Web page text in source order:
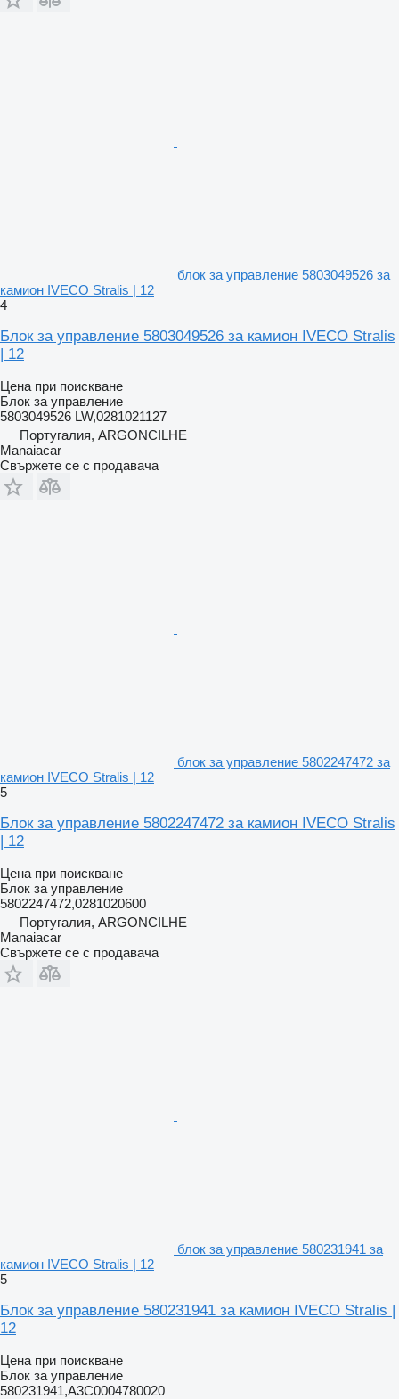
блок за управление 5803049526 за
камион IVECO Stralis | 12
4
Блок за управление 5803049526 за камион IVECO Stralis
| 12
Цена при поискване
Блок за управление
5803049526 LW,0281021127
Португалия, ARGONCILHE
Manaiacar
Свържете се с продавача
блок за управление 5802247472 за
камион IVECO Stralis | 12
5
Блок за управление 5802247472 за камион IVECO Stralis
| 12
Цена при поискване
Блок за управление
5802247472,0281020600
Португалия, ARGONCILHE
Manaiacar
Свържете се с продавача
блок за управление 580231941 за
камион IVECO Stralis | 12
5
Блок за управление 580231941 за камион IVECO Stralis |
12
Цена при поискване
Блок за управление
580231941,A3C0004780020